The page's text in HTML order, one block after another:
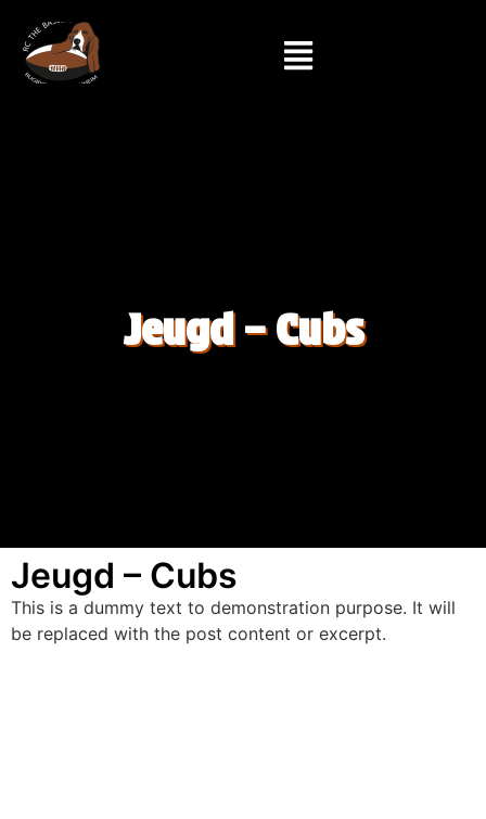
Jeugd – Cubs
Jeugd – Cubs
This is a dummy text to demonstration purpose. It will
be replaced with the post content or excerpt.